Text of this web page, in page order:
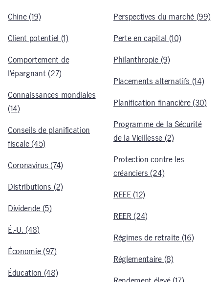
Chine (19)
Client potentiel (1)
Comportement de
l’épargnant (27)
Connaissances mondiales
(14)
Conseils de planification
fiscale (45)
Coronavirus (74)
Distributions (2)
Dividende (5)
É.-U. (48)
Économie (97)
Éducation (48)
Perspectives du marché (99)
Perte en capital (10)
Philanthropie (9)
Placements alternatifs (14)
Planification financière (30)
Programme de la Sécurité
de la Vieillesse (2)
Protection contre les
créanciers (24)
REEE (12)
REER (24)
Régimes de retraite (16)
Réglementaire (8)